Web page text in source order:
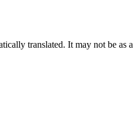
translated. It may not be as